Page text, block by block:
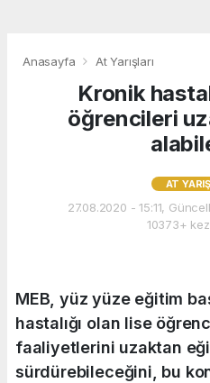
Anasayfa At Yarışları
Kronik
öğrencileri
AT
27.08.2020 - 15:11,
10373+
MEB, yüz yüze eğitim
hastalığı olan lise
faaliyetlerini uzaktan
sürdürebileceğini, bu